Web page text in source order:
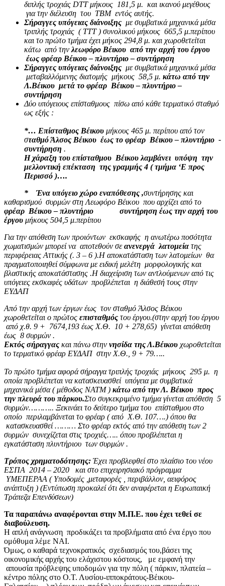
διπλής τροχιάς DTT μήκους 181,5 μ. και ικανού μεγέθους
για την διέλευση του ΤΒΜ εντός αυτής.
Σήραγγες υπόγειας διάνοιξης με συμβατικά μηχανικά μέσα
τριπλής τροχιάς ( ΤΤΤ ) συνολικού μήκους 665,5 μ.περίπου
και το πρώτο τμήμα έχει μήκος 294,8 μ. και χωροθετείται
κάτω από την λεωφόρο Βέικου από την αρχή του έργου
έως φρέαρ Βέικου – πλυντήριο – συντήρηση
Σήραγγες υπόγειας διάνοιξης με συμβατικά μηχανικά μέσα
μεταβαλλόμενης διατομής μήκους 58,5 μ. κάτω από την
Λ.Βέικου μετά το φρέαρ Βέικου – πλυντήριο –
συντήρηση
Δύο υπόγειoυς επίσταθμους πίσω από κάθε τερματικό σταθμό
ως εξής :
*… Επίσταθμος Βέικου μήκους 465 μ. περίπου από τον
σταθμό Άλσος Βέικου έως το φρέαρ Βέικου – πλυντήριο -
συντήρηση .
Η χάραξη του επίσταθμου Βέικου λαμβάνει υπόψη την
μελλοντική επέκταση της γραμμής 4 ( τμήμα ‘Ε προς
Περισσό )….
* Ένα υπόγειο χώρο εναπόθεσης ,συντήρησης και
καθαρισμού συρμών στη Λεωφόρο Βέικου που αρχίζει από το
φρέαρ Βέικου – πλυντήριο συντήρηση έως την αρχή του
έργου μήκους 504,5 μ.περίπου
Για την απόθεση των προιόντων εκσκαφής η ανωτέρω ποσότητα
χωματισμών μπορεί να αποτεθούν σεανενεργά λατομεία της
περιφέρειας Αττικής (. 3 – 6 ).Η αποκατάσταση των λατομείων θα
πραγματοποιηθεί σύμφωνα με ειδική μελέτη μορφολογικής και
βλαστικής αποκατάστασης .Η διαχείριση των αντλούμενων από τις
υπόγειες εκσκαφές υδάτων προβλέπεται η διάθεσή τους στην
ΕΥΔΑΠ
Από την αρχή των έργων έως τον σταθμό Άλσος Βέικου
χωροθετείται ο πρώτος επισταθμός του έργου.(στην αρχή του έργου
από χ.θ. 9 + 7674,193 έως Χ.Θ. 10 + 278,65) γίνεται απόθεση
έως 8 συρμών .
Εκτός σήραγγας και πάνω στην νησίδα της Λ.Βέικου χωροθετείται
το τερματικό φρέαρ ΕΥΔΑΠ στην Χ.Θ., 9 + 79…..
Το πρώτο τμήμα αφορά σήραγγα τριπλής τροχιάς μήκους 295 μ. η
οποία προβλέπεται να κατασκευασθεί υπόγεια με συμβατικά
μηχανικά μέσα ( μέθοδος ΝΑΤΜ ) κάτω από την Λ. Βέικου προς
την πλευρά του πάρκου.Στο συγκεκριμένο τμήμα γίνεται απόθεση 5
συρμών……….. Ξεκινάει το δεύτερο τμήμα του επίσταθμου στο
οποίο περιλαμβάνεται το φρέαρ ( από Χ.Θ. 107….) όπου θα
κατασκευασθεί ……… Στο φρέαρ εκτός από την απόθεση των 2
συρμών συνεχίζεται στις τροχιές….. όπου προβλέπεται η
εγκατάσταση πλυντήριου των συρμών .
Τρόπος χρηματοδότησης: Έχει προβλεφθεί στο πλαίσιο του νέου
ΕΣΠΑ 2014 – 2020 και στο επιχειρησιακό πρόγραμμα
ΥΜΕΠΕΡΑΑ ( Υποδομές ,μεταφορές , περιβάλλον, αειφόρος
ανάπτυξη ) (Εντύπωση προκαλεί ότι δεν αναφέρεται η Ευρωπαική
Τράπεζα Επενδύσεων)
Τα παραπάνω αναφέρονται στην Μ.Π.Ε. που έχει τεθεί σε
διαβούλευση.
Η απλή ανάγνωση προδικάζει τα προβλήματα από ένα έργο που
ομόθυμα λέμε ΝΑΙ.
Όμως, ο καθαρά τεχνοκρατικός σχεδιασμός του,βάσει της
οικονομικής αρχής του ελάχιστου κόστους, με εμφανή την
απουσία πρόβλεψης υποδομών για την πόλη ( πάρκιν, πλατεία –
κέντρο πόλης στο Ο.Τ. Λυσίου-ιπποκράτους-Βέικου-